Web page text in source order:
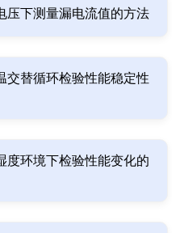
下测量漏电流值的方法
替循环检验性能稳定性
环境下检验性能变化的